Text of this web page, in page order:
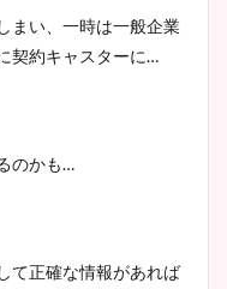
まい、一時は一般企業
契約キャスターに…
のかも…
て正確な情報があれば